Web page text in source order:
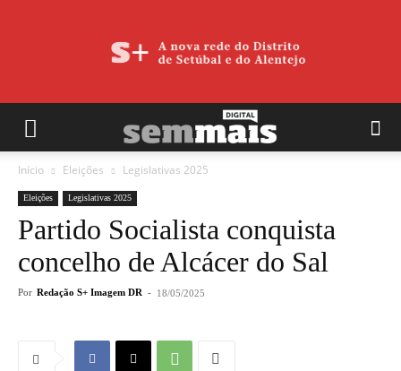
Início Eleições Legislativas 2025
Eleições Legislativas 2025
Partido Socialista conquista
concelho de Alcácer do Sal
Por Redação S+ Imagem DR - 18/05/2025